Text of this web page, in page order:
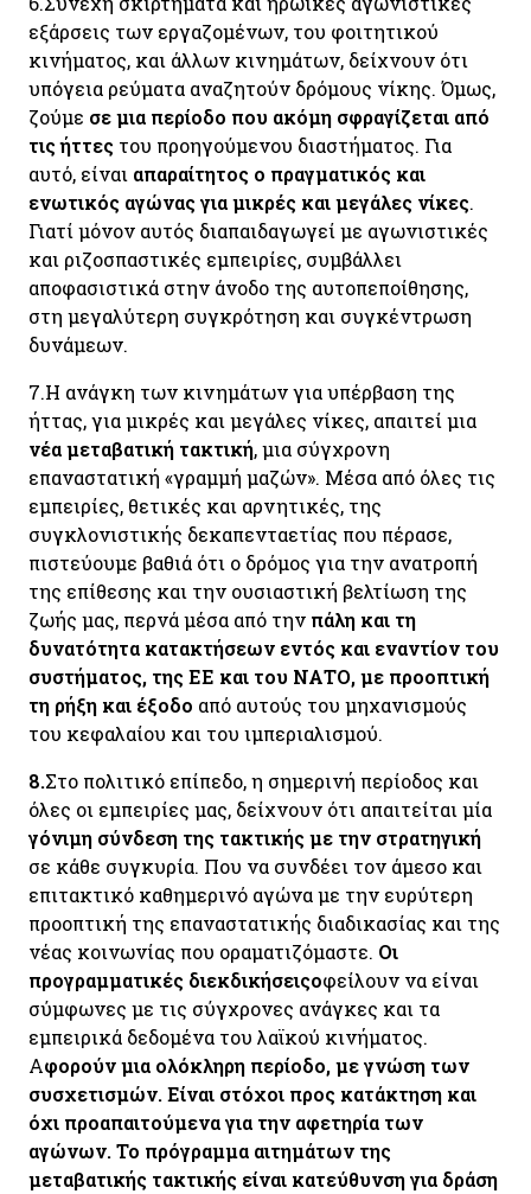
εξάρσεις των εργαζομένων, του φοιτητικού
κινήματος, και άλλων κινημάτων, δείχνουν ότι
υπόγεια ρεύματα αναζητούν δρόμους νίκης. Όμως,
ζούμε σε μια περίοδο που ακόμη σφραγίζεται από
τις ήττες του προηγούμενου διαστήματος. Για
αυτό, είναι απαραίτητος ο πραγματικός και
ενωτικός αγώνας για μικρές και μεγάλες νίκες.
Γιατί μόνον αυτός διαπαιδαγωγεί με αγωνιστικές
και ριζοσπαστικές εμπειρίες, συμβάλλει
αποφασιστικά στην άνοδο της αυτοπεποίθησης,
στη μεγαλύτερη συγκρότηση και συγκέντρωση
δυνάμεων.
7.Η ανάγκη των κινημάτων για υπέρβαση της
ήττας, για μικρές και μεγάλες νίκες, απαιτεί μια
νέα μεταβατική τακτική, μια σύγχρονη
επαναστατική «γραμμή μαζών». Μέσα από όλες τις
εμπειρίες, θετικές και αρνητικές, της
συγκλονιστικής δεκαπενταετίας που πέρασε,
πιστεύουμε βαθιά ότι ο δρόμος για την ανατροπή
της επίθεσης και την ουσιαστική βελτίωση της
ζωής μας, περνά μέσα από την πάλη και τη
δυνατότητα κατακτήσεων εντός και εναντίον του
συστήματος, της ΕΕ και του ΝΑΤΟ, με προοπτική
τη ρήξη και έξοδο από αυτούς του μηχανισμούς
του κεφαλαίου και του ιμπεριαλισμού.
8.Στο πολιτικό επίπεδο, η σημερινή περίοδος και
όλες οι εμπειρίες μας, δείχνουν ότι απαιτείται μία
γόνιμη σύνδεση της τακτικής με την στρατηγική
σε κάθε συγκυρία. Που να συνδέει τον άμεσο και
επιτακτικό καθημερινό αγώνα με την ευρύτερη
προοπτική της επαναστατικής διαδικασίας και της
νέας κοινωνίας που οραματιζόμαστε. Οι
προγραμματικές διεκδικήσειςοφείλουν να είναι
σύμφωνες με τις σύγχρονες ανάγκες και τα
εμπειρικά δεδομένα του λαϊκού κινήματος.
Αφορούν μια ολόκληρη περίοδο, με γνώση των
συσχετισμών. Είναι στόχοι προς κατάκτηση και
όχι προαπαιτούμενα για την αφετηρία των
αγώνων. Το πρόγραμμα αιτημάτων της
μεταβατικής τακτικής είναι κατεύθυνση για δράση